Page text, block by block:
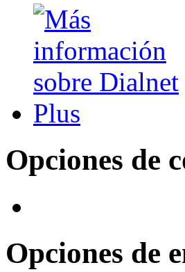
Opciones de
Opciones de